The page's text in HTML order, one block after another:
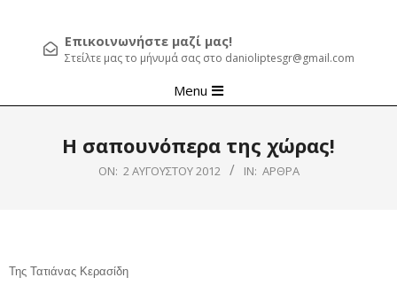
Επικοινωνήστε μαζί μας!
Στείλτε μας το μήνυμά σας στο danioliptesgr@gmail.com
Navigation
Menu
Η σαπουνόπερα της χώρας!
ON: 2 ΑΥΓΟΎΣΤΟΥ 2012 IN: ΆΡΘΡΑ
Της Τατιάνας Κερασίδη